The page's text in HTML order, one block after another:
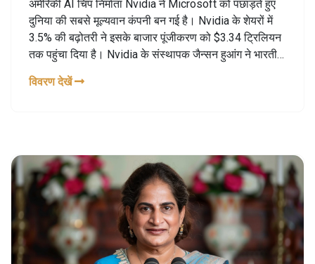
अमेरिकी AI चिप निर्माता Nvidia ने Microsoft को पछाड़ते हुए
दुनिया की सबसे मूल्यवान कंपनी बन गई है। Nvidia के शेयरों में
3.5% की बढ़ोतरी ने इसके बाजार पूंजीकरण को $3.34 ट्रिलियन
तक पहुंचा दिया है। Nvidia के संस्थापक जैन्सन हुआंग ने भारतीय
के मामले में पीछे छोड़ दिया है। कंपनी का राजस्व पहली तिमाही में
विवरण देखें